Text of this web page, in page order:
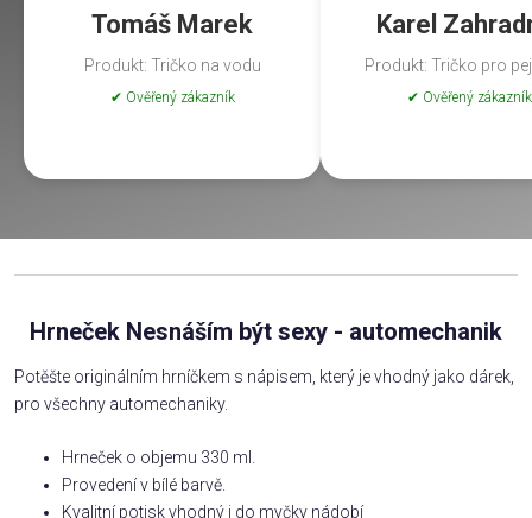
Tomáš Marek
Produkt: Tričko na vodu
✔ Ověřený zákazník
Karel
Produkt: Tričko pro
✔ Ověřený zákazník
Hrneček Nesnáším být sexy - automechanik
Potěšte originálním hrníčkem s nápisem, který je vhodný jako dárek,
pro všechny automechaniky.
Hrneček o objemu 330 ml.
Provedení v bílé barvě.
Kvalitní potisk vhodný i do myčky nádobí